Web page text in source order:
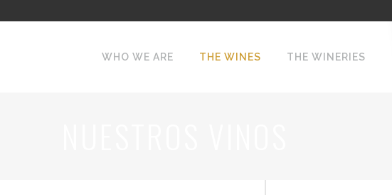
WHO WE ARE THE WINES THE WINERIES